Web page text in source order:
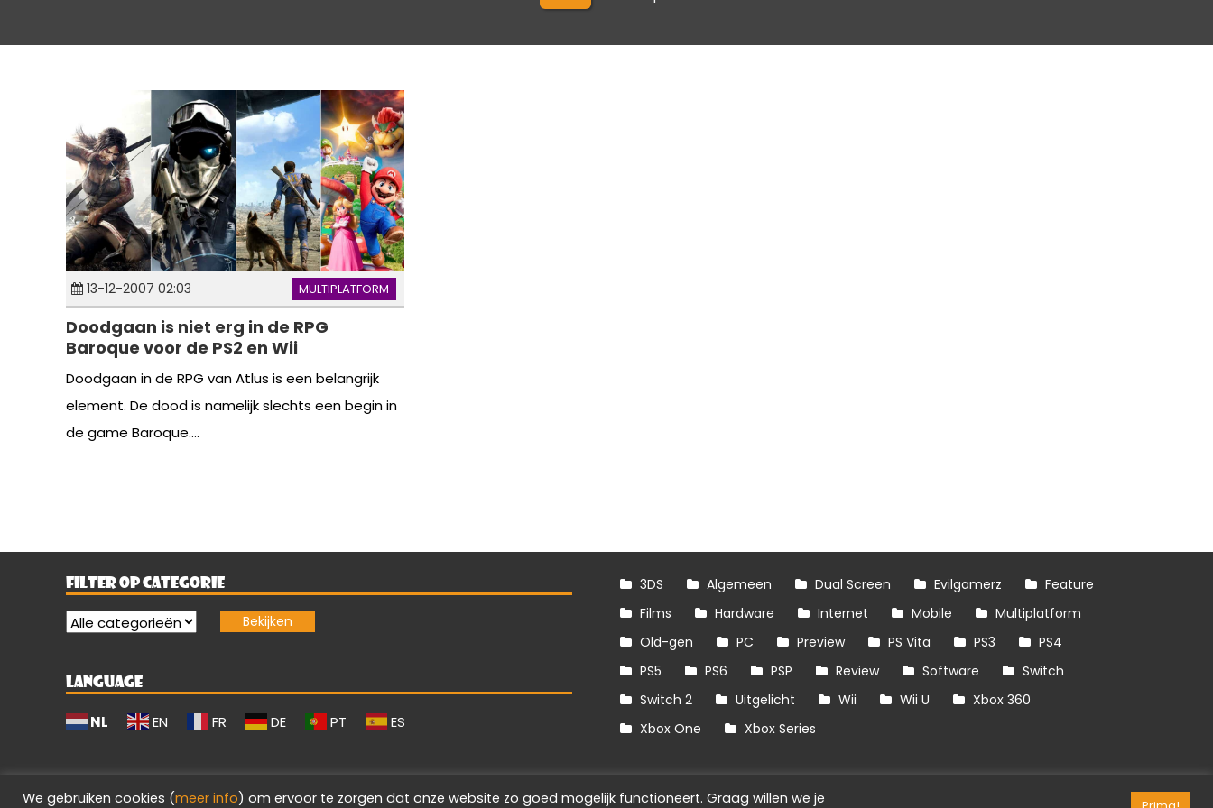
13-12-2007 02:03 MULTIPLATFORM
Doodgaan is niet erg in de RPG
Baroque voor de PS2 en Wii
Doodgaan in de RPG van Atlus is een belangrijk
element. De dood is namelijk slechts een begin in
de game Baroque....
FILTER OP CATEGORIE
LANGUAGE
NL EN FR DE PT ES
3DS Algemeen Dual Screen Evilgamerz
Feature
Films
Hardware Internet Mobile
Multiplatform
Old-gen
PC Preview PS Vita PS3
PS4
PS5
PS6 PSP Review Software
Switch
Switch 2
Uitgelicht Wii Wii U
Xbox 360
Xbox One
Xbox Series
We gebruiken cookies (meer info) om ervoor te zorgen dat onze website zo goed mogelijk functioneert. Graag willen we je